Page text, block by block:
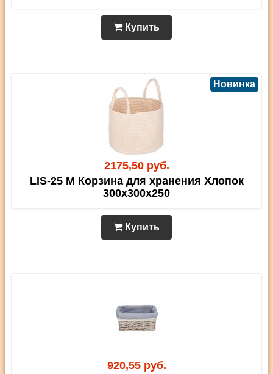
Купить
2175,50 руб.
Новинка
LIS-25 M Корзина для хранения Хлопок
300х300х250
Купить
920,55 руб.